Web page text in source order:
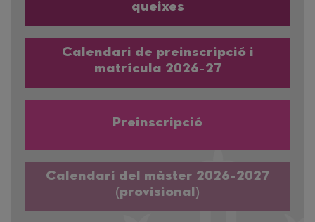
queixes
Calendari de preinscripció i
matrícula 2026-27
Preinscripció
Calendari del màster 2026-2027
(provisional)